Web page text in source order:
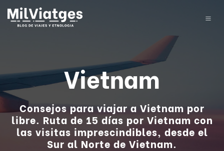
Vietnam
Consejos para viajar a Vietnam por
libre. Ruta de 15 días por Vietnam con
las visitas imprescindibles, desde el
Sur al Norte de Vietnam.